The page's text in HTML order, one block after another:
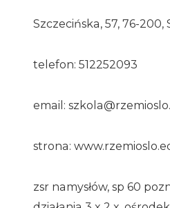
Szczecińska, 57, 76-200,
telefon: 512252093
email:
strona:
zsr namysłów, sp 60